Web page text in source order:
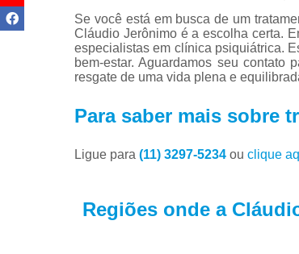
Se você está em busca de um
Cláudio Jerônimo é a escolha certa.
especialistas em clínica psiquiátrica.
bem-estar. Aguardamos seu
resgate de uma vida plena e
Para saber mais sobre
Ligue para (11) 3297-5234 ou clique
Regiões onde a